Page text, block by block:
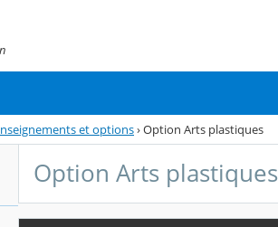
et options›Option Arts plastiques
Option Arts plastiques